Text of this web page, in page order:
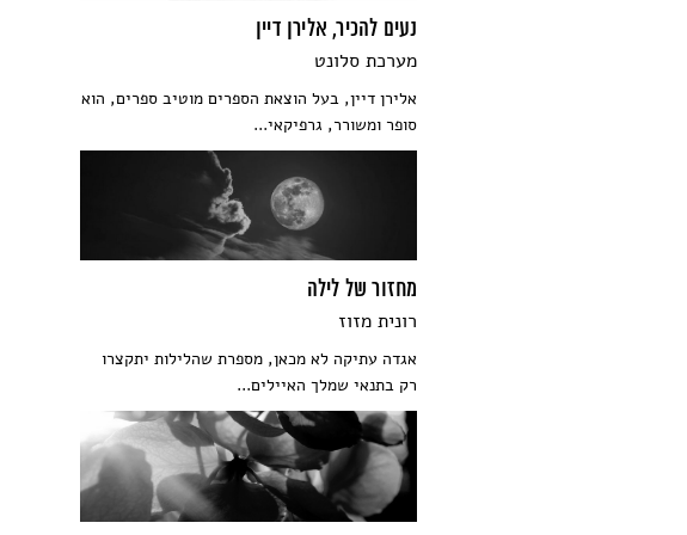
נעים להכיר, אלירן דיין
מערכת סלונט
אלירן דיין, בעל הוצאת הספרים מוטיב ספרים, הוא
סופר ומשורר, גרפיקאי...
מחזור של לילה
רונית מזוז
אגדה עתיקה לא מכאן, מספרת שהלילות יתקצרו
רק בתנאי שמלך האיילים...